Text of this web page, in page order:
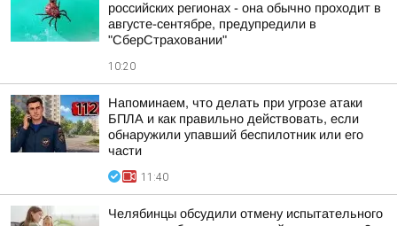
российских регионах - она обычно проходит в
августе-сентябре, предупредили в
"СберСтраховании"
10:20
Напоминаем, что делать при угрозе атаки
БПЛА и как правильно действовать, если
обнаружили упавший беспилотник или его
части
11:40
Челябинцы обсудили отмену испытательного